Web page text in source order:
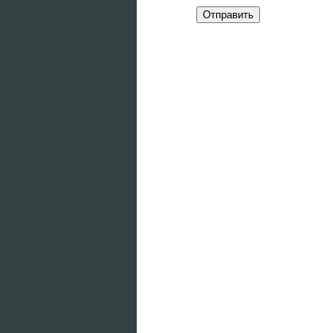
Отправить